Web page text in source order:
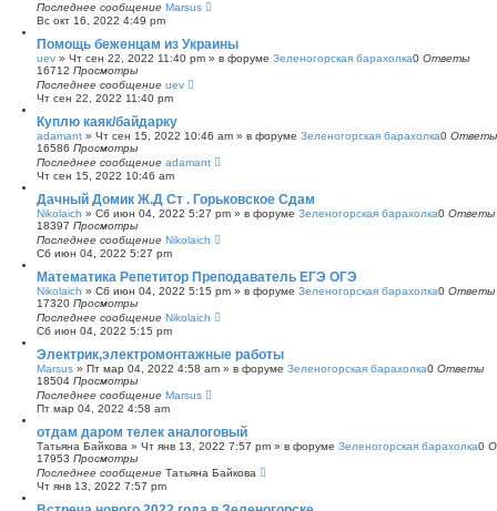
Последнее сообщение Marsus
Вс окт 16, 2022 4:49 pm
Помощь беженцам из Украины
uev » Чт сен 22, 2022 11:40 pm » в форуме Зеленогорская барахолка0 Ответы
16712 Просмотры
Последнее сообщение uev
Чт сен 22, 2022 11:40 pm
Куплю каяк/байдарку
adamant » Чт сен 15, 2022 10:46 am » в форуме Зеленогорская барахолка0 Ответы
16586 Просмотры
Последнее сообщение adamant
Чт сен 15, 2022 10:46 am
Дачный Домик Ж.Д Ст . Горьковское Сдам
Nikolaich » Сб июн 04, 2022 5:27 pm » в форуме Зеленогорская барахолка0 Ответы
18397 Просмотры
Последнее сообщение Nikolaich
Сб июн 04, 2022 5:27 pm
Математика Репетитор Преподаватель ЕГЭ ОГЭ
Nikolaich » Сб июн 04, 2022 5:15 pm » в форуме Зеленогорская барахолка0 Ответы
17320 Просмотры
Последнее сообщение Nikolaich
Сб июн 04, 2022 5:15 pm
Электрик,электромонтажные работы
Marsus » Пт мар 04, 2022 4:58 am » в форуме Зеленогорская барахолка0 Ответы
18504 Просмотры
Последнее сообщение Marsus
Пт мар 04, 2022 4:58 am
отдам даром телек аналоговый
Татьяна Байкова » Чт янв 13, 2022 7:57 pm » в форуме Зеленогорская барахолка0
17953 Просмотры
Последнее сообщение Татьяна Байкова
Чт янв 13, 2022 7:57 pm